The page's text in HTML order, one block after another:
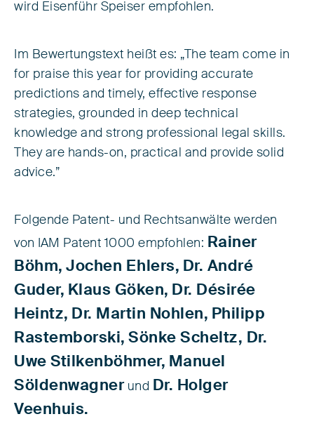
wird Eisenführ Speiser empfohlen.
Im Bewertungstext heißt es: „The team come in
for praise this year for providing accurate
predictions and timely, effective response
strategies, grounded in deep technical
knowledge and strong professional legal skills.
They are hands-on, practical and provide solid
advice.”
Folgende Patent- und Rechtsanwälte werden
von IAM Patent 1000 empfohlen: Rainer
Böhm, Jochen Ehlers, Dr. André
Guder, Klaus Göken, Dr. Désirée
Heintz, Dr. Martin Nohlen, Philipp
Rastemborski, Sönke Scheltz, Dr.
Uwe Stilkenböhmer, Manuel
Söldenwagnerund
Dr. Holger
Veenhuis.